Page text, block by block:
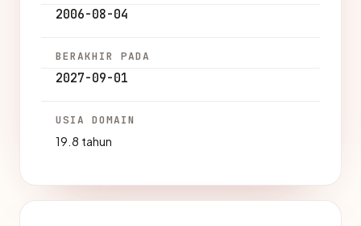
2006-08-04
BERAKHIR PADA
2027-09-01
USIA DOMAIN
19.8 tahun